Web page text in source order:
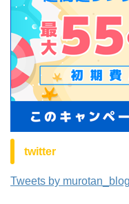
twitter
Tweets by murotan_blog